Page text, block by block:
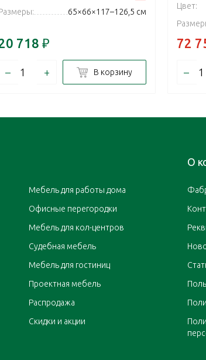
65×66×117–126,5 см
718 ₽
– + В корзину
Цвет:
72
–
Мебель для работы дома
Офисные перегородки
Мебель для кол-центров
Судебная мебель
Мебель для гостиниц
Проектная мебель
Распродажа
Скидки и акции
О